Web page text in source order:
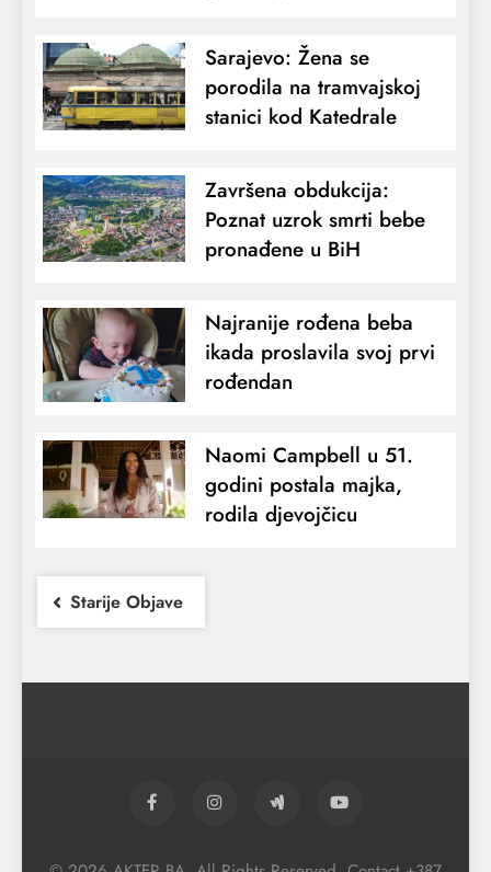
Sarajevo: Žena se
porodila na tramvajskoj
stanici kod Katedrale
Završena obdukcija:
Poznat uzrok smrti bebe
pronađene u BiH
Najranije rođena beba
ikada proslavila svoj prvi
rođendan
Naomi Campbell u 51.
godini postala majka,
rodila djevojčicu
Starije Objave